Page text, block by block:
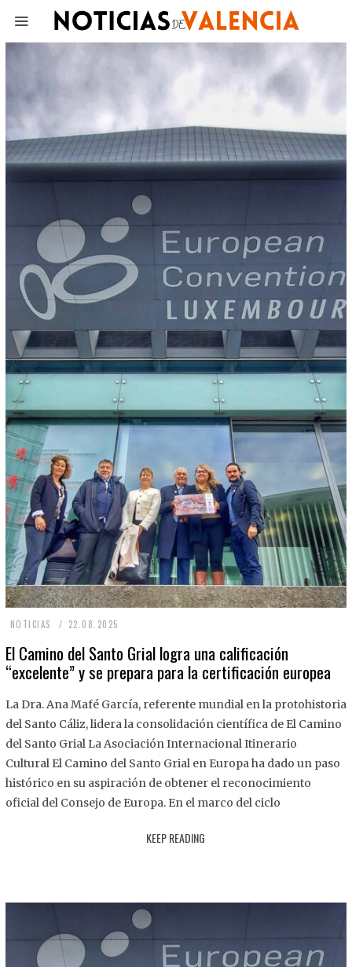
NOTICIAS 22.08.2025
.
8
2
2
El Camino del Santo Grial logra una calificación
“excelente” y se prepara para la certificación europea
La Dra. Ana Mafé García, referente mundial en la protohistoria
del Santo Cáliz, lidera la consolidación científica de El Camino
del Santo Grial La Asociación Internacional Itinerario
Cultural El Camino del Santo Grial en Europa ha dado un paso
histórico en su aspiración de obtener el reconocimiento
oficial del Consejo de Europa. En el marco del ciclo
KEEP READING